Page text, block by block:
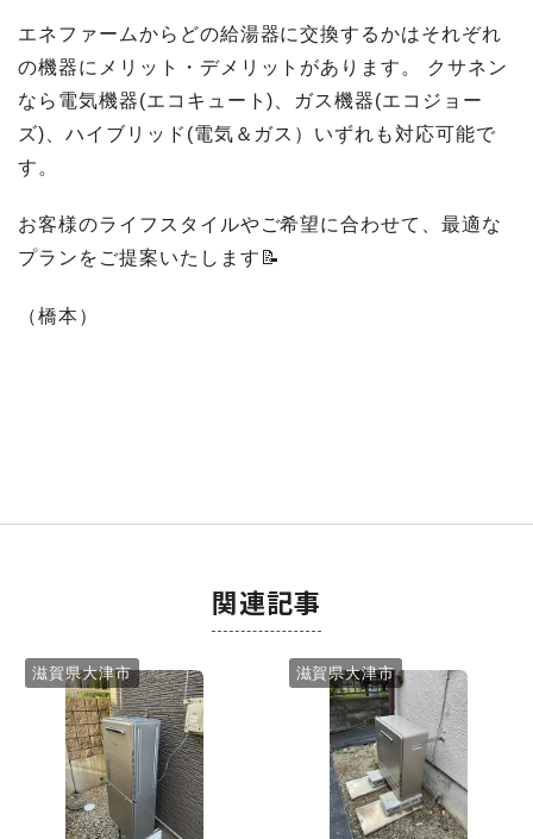
エネファームからどの給湯器に交換するかはそれぞれ
の機器にメリット・デメリットがあります。 クサネン
なら電気機器(エコキュート)、ガス機器(エコジョー
ズ)、ハイブリッド(電気＆ガス）いずれも対応可能で
す。
お客様のライフスタイルやご希望に合わせて、最適な
プランをご提案いたします📝
（橋本）
関連記事
滋賀県大津市 滋賀県大津市